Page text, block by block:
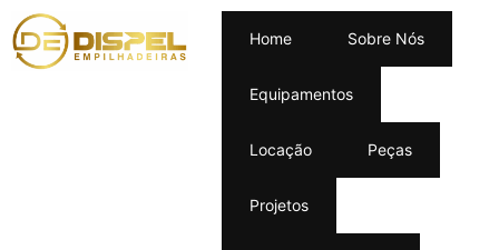
Home Sobre Nós
Equipamentos
Locação Peças
Projetos